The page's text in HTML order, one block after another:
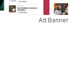
Ad Banner